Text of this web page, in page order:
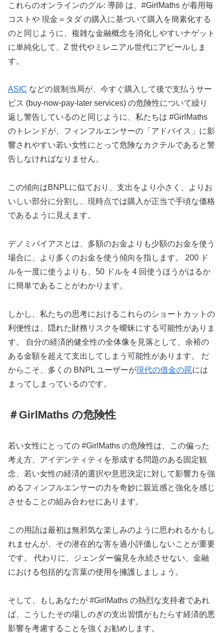
これらのオンラインのグル: 導師 は、#GirlMaths が着用毎
コストや 現金＝タダ の購入に基づいて購入を簡素化する
のと同じように、複雑な金融概念を消化しやすいナゲット
に単純化して、Z 世代やミレニアル世代にアピールしま
す。
ASIC などの規制当局が、今すぐ購入して後で支払うサー
ビス (buy-now-pay-later services) の危険性について繰り
返し警告しているのと同じように、私たちは #GirlMaths
のトレンドが、フィンフルエンサーの「アドバイス」に影
響されやすい若い女性にとって危険なカクテルであると警
告しなければなりません。
この傾向はBNPLに似ており、支出をより小さく、よりお
いしい部分に分割し、現時点では購入が正当で手頃な価格
であるように見えます。
デノミバイアスとは、多額のお金よりも少額のお金を使う
場合に、より多くのお金を使う傾向を指します。 200 ド
ルを一度に使うよりも、50 ドルを 4 回使うほうがはるか
に簡単であることがわかります。
しかし、私たちの思考におけるこれらのショートカットの
利便性は、隠れた財務リスクを曖昧にする可能性がありま
す。 自分の経済的健全性の全体像を見落として、余裕の
ある金額を超えて支出してしまう可能性があります。 だ
からこそ、多くの BNPL ユーザーが現代の借金の罠には
まってしまっているのです。
＃GirlMaths の危険性
若い女性にとっての #GirlMaths の危険性は、この偏った
考え方、アイデンティティを形成する問題のある固定観
念、若い女性の経済的選択や意思決定に対して影響力を強
めるフィンフルエンサーの力を奇妙に親近感と強化を感じ
させることの組み合わせにあります。
この用語は最初は無邪気な楽しみのように思われるかもし
れませんが、その潜在的な害を過小評価しないことが重要
です。 代わりに、ジェンダー偏見を永続させない、金融
における包括的な言葉の使用を擁護しましょう。
そして、もしあなたが #GirlMaths の熱烈な支持者であれ
ば、こうしたその場しのぎの支出習慣がもたらす経済的悪
影響を考慮することを強くお勧めします。